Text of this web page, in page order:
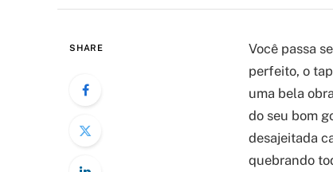
SHARE
Você passa
perfeito, o
uma bela
do seu bom
desajeitada
quebrando